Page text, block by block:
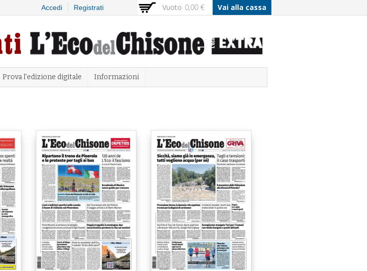
contenuto
Accedi Registrati Vuoto 0,00 € Vai alla cassa
Prova l'edizione digitale Informazioni